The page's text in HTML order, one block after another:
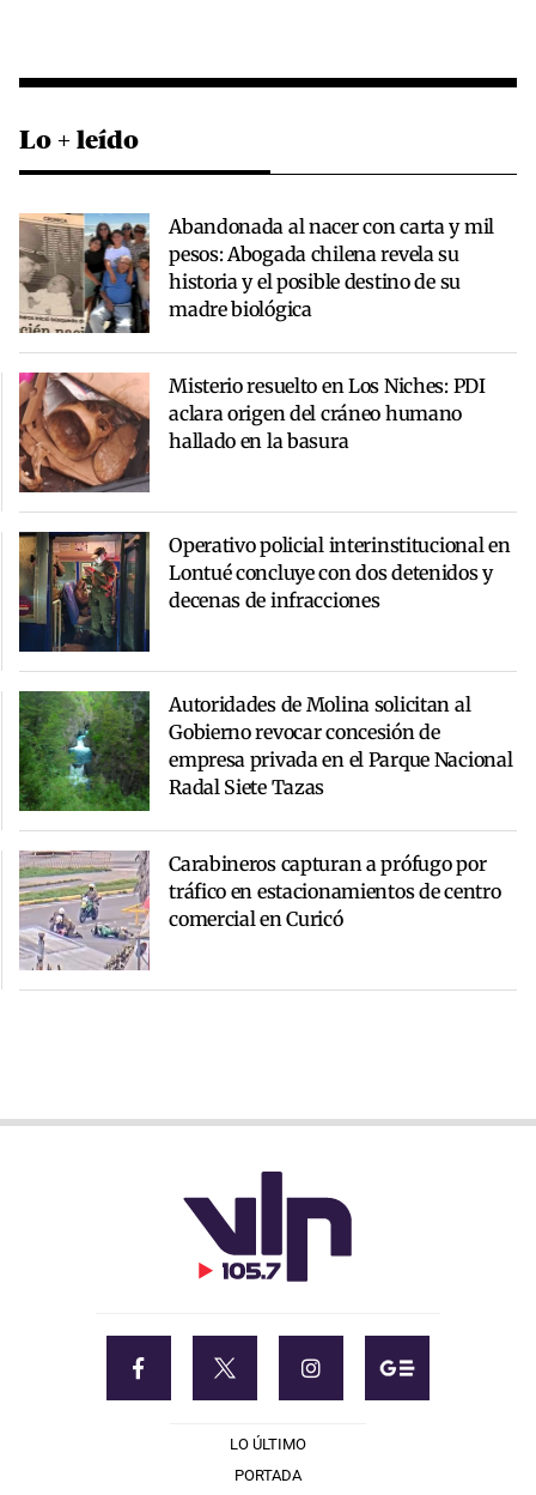
Lo + leído
Abandonada al nacer con carta y mil
pesos: Abogada chilena revela su
historia y el posible destino de su
madre biológica
Misterio resuelto en Los Niches: PDI
aclara origen del cráneo humano
hallado en la basura
Operativo policial interinstitucional en
Lontué concluye con dos detenidos y
decenas de infracciones
Autoridades de Molina solicitan al
Gobierno revocar concesión de
empresa privada en el Parque Nacional
Radal Siete Tazas
Carabineros capturan a prófugo por
tráfico en estacionamientos de centro
comercial en Curicó
LO ÚLTIMO
PORTADA